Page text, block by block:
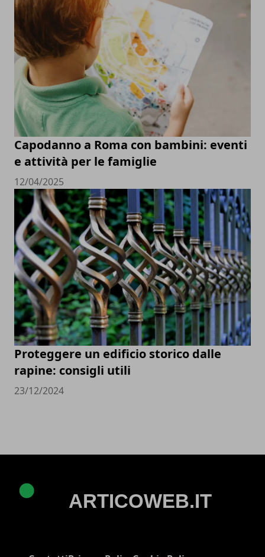
Capodanno a Roma con bambini: eventi
e attività per le famiglie
12/04/2025
Proteggere un edificio storico dalle
rapine: consigli utili
23/12/2024